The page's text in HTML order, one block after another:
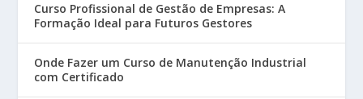
Curso Profissional de Gestão de Empresas: A
Formação Ideal para Futuros Gestores
Onde Fazer um Curso de Manutenção Industrial
com Certificado